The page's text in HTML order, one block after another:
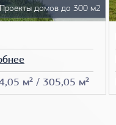
м² / 305,05 м²
домов до 300 м2
План дома
Фото проектов домов